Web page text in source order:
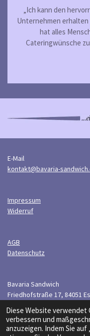
Diese Website verwendet
verbessern und
anzuzeigen. Indem Sie auf
„Ich kann den
Unternehmen erhalten
hat alles
Cateringwünsche
E-Mail
kontakt@bavaria-
Impressum
Widerruf
AGB
Datenschutz
Bavaria Sandwich
Friedhofstraße 17, 84051
Mit Unterstützung von Webador